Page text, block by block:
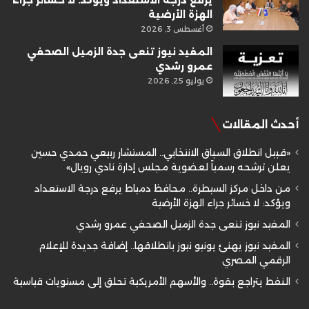
الهزة الأرضية
أغسطس 3, 2026
المفيد نيوز تنعى جدة الزميل الصحفي
عمرو رشدي
يوليو 25, 2026
أحدث المقالات
«قبيل انطلاق السباق الانتخابي.. المستشار ربيعي حمدي حسين
يعلن ترشحه رسمياً لعضوية مجلس إدارة نادي رويال»
من داخل مركز السيطرة.. محافظ دمياط يرفع درجة الاستعداد
ويؤكد: لا خسائر جراء الهزة الأرضية
المفيد نيوز تنعى جدة الزميل الصحفي عمرو رشدي
المفيد نيوز يهنئ يونيو نيوز بانطلاقها.. إضافة جديدة للإعلام
الرقمي المصري
النفط يتراجع بقوة.. والأسهم الأمريكية تحلق إلى مستويات قياسية